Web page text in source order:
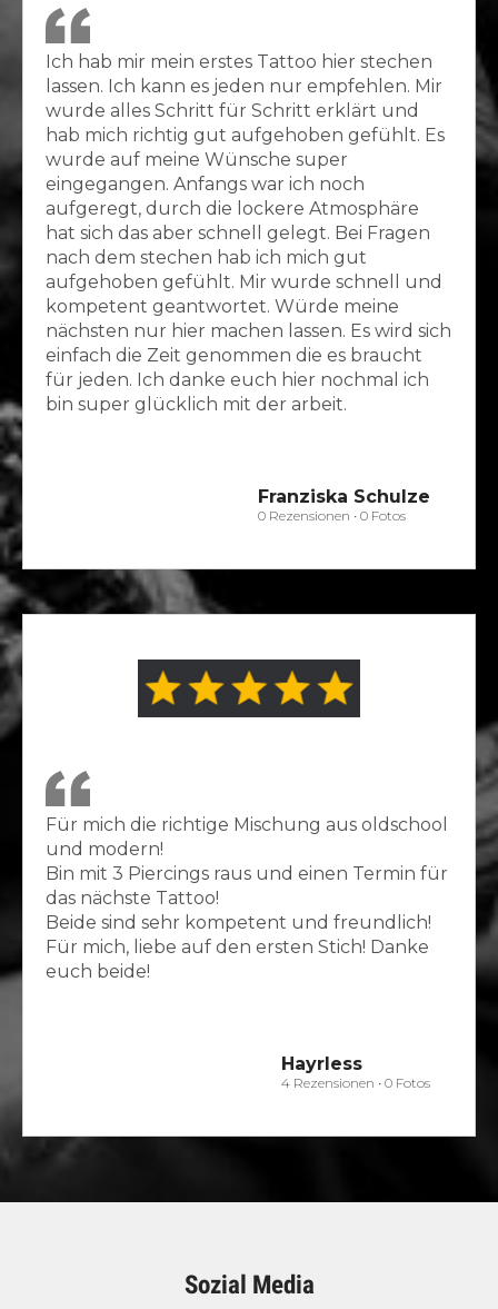
Ich hab mir mein erstes Tattoo hier stechen
lassen. Ich kann es jeden nur empfehlen. Mir
wurde alles Schritt für Schritt erklärt und
hab mich richtig gut aufgehoben gefühlt. Es
wurde auf meine Wünsche super
eingegangen. Anfangs war ich noch
aufgeregt, durch die lockere Atmosphäre
hat sich das aber schnell gelegt. Bei Fragen
nach dem stechen hab ich mich gut
aufgehoben gefühlt. Mir wurde schnell und
kompetent geantwortet. Würde meine
nächsten nur hier machen lassen. Es wird sich
einfach die Zeit genommen die es braucht
für jeden. Ich danke euch hier nochmal ich
Franziska Schulze
0 Rezensionen • 0 Fotos
Für mich die richtige Mischung aus oldschool
und modern!
Bin mit 3 Piercings raus und einen Termin für
das nächste Tattoo!
Beide sind sehr kompetent und freundlich!
Für mich, liebe auf den ersten Stich! Danke
euch beide!
Hayrless
4 Rezensionen • 0 Fotos
Sozial Media